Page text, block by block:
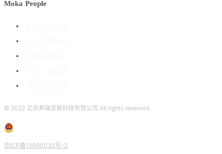
Moka People
© 2022 北京希瑞亚斯科技有限公司 All rights reserved.
京ICP备15060035号-3